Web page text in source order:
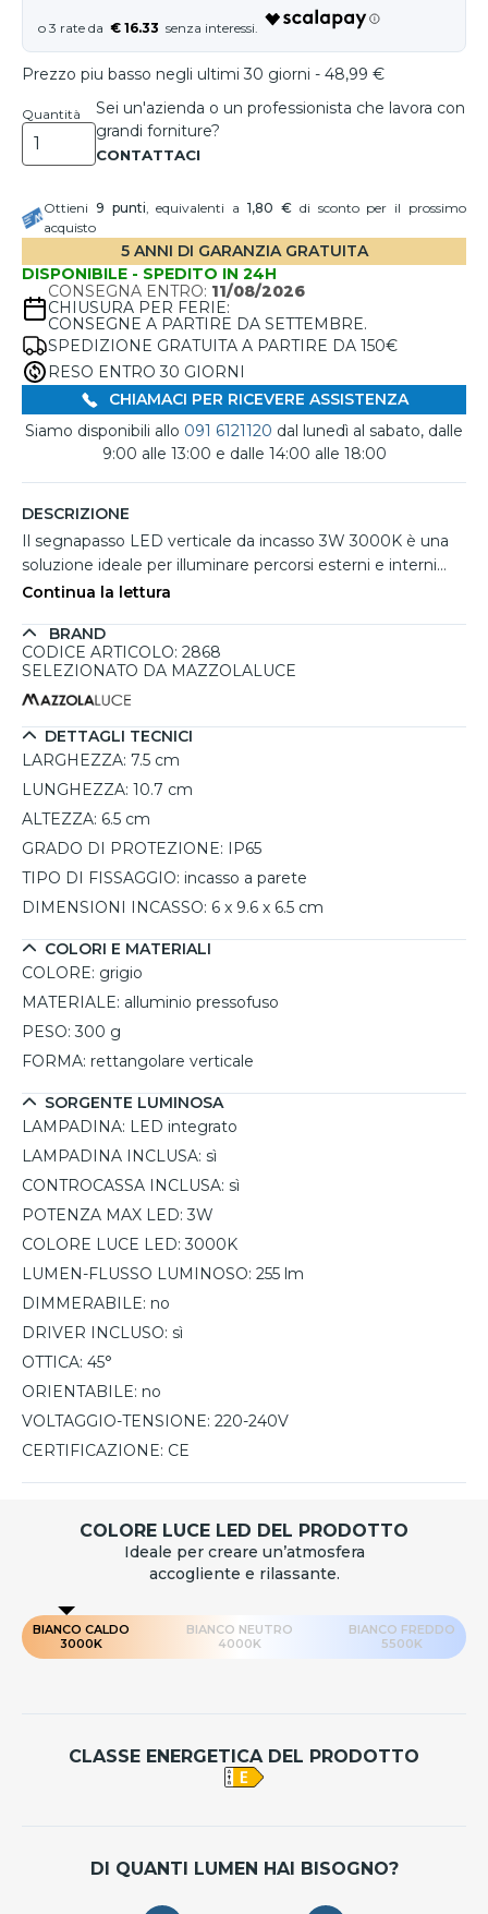
€ 16.33
Prezzo piu basso negli ultimi 30 giorni - 48,99 €
Quantità
Sei un'azienda o un professionista che lavora con
grandi forniture?
Ottieni 9 punti, equivalenti a1,80 €di sconto per il prossimo
acquisto
5 ANNI DI GARANZIA GRATUITA
DISPONIBILE - SPEDITO IN 24H
CONSEGNA ENTRO: 11/08/2026
CHIUSURA PER FERIE:
CONSEGNE A PARTIRE DA SETTEMBRE.
SPEDIZIONE GRATUITA A PARTIRE DA 150€
RESO ENTRO 30 GIORNI
CHIAMACI PER RICEVERE ASSISTENZA
Siamo disponibili allo 091 6121120 dal lunedì al sabato, dalle
9:00 alle 13:00 e dalle 14:00 alle 18:00
DESCRIZIONE
Il segnapasso LED verticale da incasso 3W 3000K è una
soluzione ideale per illuminare percorsi esterni e interni
come scale, gradini, muretti o terrazze. Con un design
verso il basso con ottica a 45°, garantendo una visibilità
sicura e un'estetica raffinata. Realizzato in alluminio
grado di protezione IP65. Facile da installare su cassetta
503 o direttamente a parete, include driver e controcassa.
Disponibile in diverse finiture e tonalità di luce, offre qualità
e durabilità con 5 anni di garanzia.
Continua la lettura
BRAND
CODICE ARTICOLO: 2868
SELEZIONATO DA MAZZOLALUCE
DETTAGLI TECNICI
LARGHEZZA: 7.5 cm
LUNGHEZZA: 10.7 cm
ALTEZZA: 6.5 cm
GRADO DI PROTEZIONE: IP65
TIPO DI FISSAGGIO: incasso a parete
DIMENSIONI INCASSO: 6 x 9.6 x 6.5 cm
COLORI E MATERIALI
COLORE: grigio
MATERIALE: alluminio pressofuso
PESO: 300 g
FORMA: rettangolare verticale
SORGENTE LUMINOSA
LAMPADINA: LED integrato
LAMPADINA INCLUSA: sì
CONTROCASSA INCLUSA: sì
POTENZA MAX LED: 3W
COLORE LUCE LED: 3000K
LUMEN-FLUSSO LUMINOSO: 255 lm
DIMMERABILE: no
DRIVER INCLUSO: sì
OTTICA: 45°
ORIENTABILE: no
VOLTAGGIO-TENSIONE: 220-240V
CERTIFICAZIONE: CE
COLORE LUCE LED DEL PRODOTTO
Ideale per creare un’atmosfera
accogliente e rilassante.
BIANCO CALDO
3000K
BIANCO NEUTRO
4000K
BIANCO FREDDO
5500K
CLASSE ENERGETICA DEL PRODOTTO
DI QUANTI LUMEN HAI BISOGNO?